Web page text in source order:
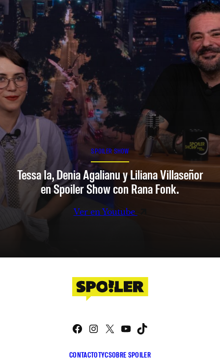
SPOILER SHOW
Tessa Ia, Denia Agalianu y Liliana Villaseñor
en Spoiler Show con Rana Fonk.
Ver en Youtube
CONTACTOTYCSOBRE SPOILER
Facebook
Instagram
X YouTube